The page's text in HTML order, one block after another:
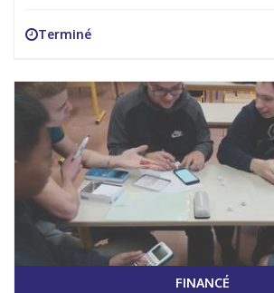
Terminé
FINANCÉ